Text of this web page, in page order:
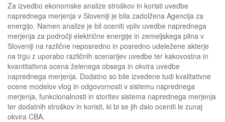
Za izvedbo ekonomske analize stroškov in koristi uvedbe
naprednega merjenja v Sloveniji je bila zadolžena Agencija za
energijo. Namen analize je bil oceniti vpliv uvedbe naprednega
merjenja za področji električne energije in zemeljskega plina v
Sloveniji na različne neposredno in posredno udeležene akterje
na trgu z uporabo različnih scenarijev uvedbe ter kakovostna in
kvantitativna ocena želenega obsega in okvira uvedbe
naprednega merjenja. Dodatno so bile izvedene tudi kvalitativne
ocene modelov vlog in odgovornosti v sistemu naprednega
merjenja, funkcionalnosti in storitev sistema naprednega merjenja
ter dodatnih stroškov in koristi, ki bi se jih dalo oceniti le zunaj
okvira CBA.